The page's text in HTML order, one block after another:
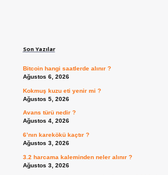
Son Yazılar
Bitcoin hangi saatlerde alınır ?
Ağustos 6, 2026
Kokmuş kuzu eti yenir mi ?
Ağustos 5, 2026
Avans türü nedir ?
Ağustos 4, 2026
6’nın karekökü kaçtır ?
Ağustos 3, 2026
3.2 harcama kaleminden neler alınır ?
Ağustos 3, 2026